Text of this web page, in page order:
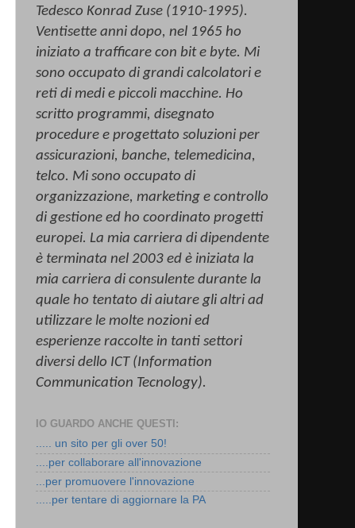
Tedesco Konrad Zuse (1910-1995).
Ventisette anni dopo, nel 1965 ho
iniziato a trafficare con bit e byte. Mi
sono occupato di grandi calcolatori e
reti di medi e piccoli macchine. Ho
scritto programmi, disegnato
procedure e progettato soluzioni per
assicurazioni, banche, telemedicina,
telco. Mi sono occupato di
organizzazione, marketing e controllo
di gestione ed ho coordinato progetti
europei. La mia carriera di dipendente
è terminata nel 2003 ed è iniziata la
mia carriera di consulente durante la
quale ho tentato di aiutare gli altri ad
utilizzare le molte nozioni ed
esperienze raccolte in tanti settori
diversi dello ICT (Information
Communication Tecnology).
IO GUARDO ANCHE QUESTI:
..... un sito per gli over 50!
....per collaborare all'innovazione
...per promuovere l'innovazione
.....per tentare di aggiornare la PA